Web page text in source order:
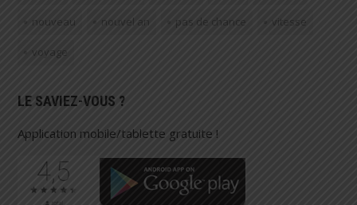
nouveau nouvel an pas de chance vitesse
voyage
LE SAVIEZ-VOUS ?
Application mobile/tablette gratuite !